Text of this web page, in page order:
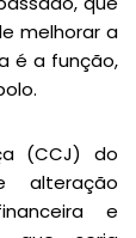
melhorar a
é a função,
(CCJ) do
alteração
e